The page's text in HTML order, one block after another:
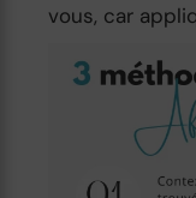
vous, car